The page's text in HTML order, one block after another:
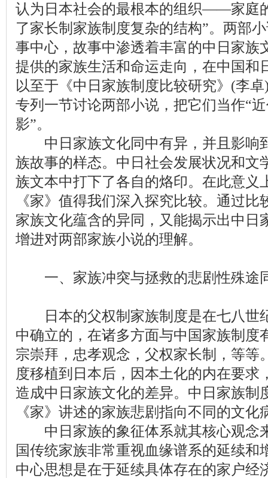
认为日本社会的最根本的组织——家庭
了家长制家族制度复杂的结构”。两部
事中心，故事中渗透着丰富的中日家族
提供的家族生活和命运走向，在中国和
以至于《中日家族制度比较研究》(李
专列一节讨论两部小说，把它们当作“
影”。
中日家族文化同中有异，并且影响
族故事的样态。中日社会发展状况和文
族文本中打下了各自的烙印。在此意义
《家》值得我们深入探究比较。通过
家族文化蕴含的异同，又能揭示出中日
增进对两部家族小说的理解。
一、家族冲突与拯救的悲剧性殊途
日本的父权制家族制度是在七八世
中确立的，在诸多方面与中国家族制度
宗崇拜，忠孝观念，父权家长制，等等
度移植到日本后，因本土化的内在要求
造成中日家族文化的差异。中日家族制
《家》讲述的家族悲剧指向不同的文化
中日家族的象征体系就其核心观念
国传统家族非常重视血缘谱系的延续和
中心思想是在于延续具体存在的家户经